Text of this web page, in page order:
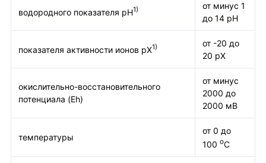
водородного показателя рН1)
от минус 1
до 14 рН
показателя активности ионов рХ1)
от -20 до
20 рХ
окислительно-восстановительного
потенциала (Eh)
от минус
2000 до
2000 мВ
температуры
от 0 до
100 оС